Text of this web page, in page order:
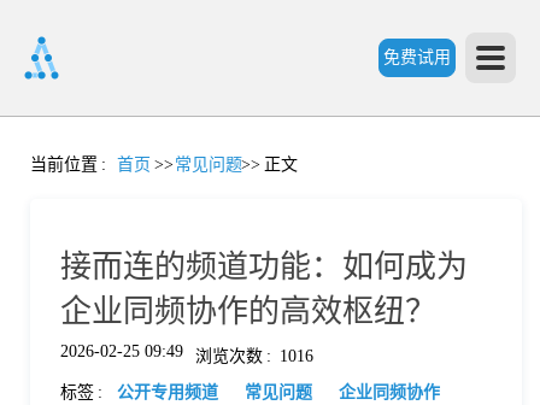
免费试用
首
当前位置 : 首页 >>常见问题>> 正文
接而连的频道功能：如何成为
企业同频协作的高效枢纽？
2026-02-25 09:49 浏览次数 : 1016
标签 : 公开专用频道 常见问题 企业同频协作